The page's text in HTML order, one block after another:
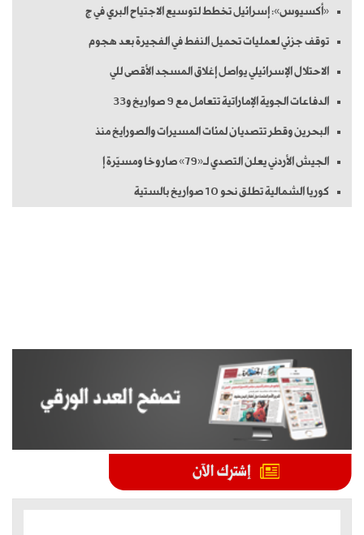
«أكسيوس»: إسرائيل تخطط لتوسيع الاجتياح البري في ج
توقف جزئي لعمليات تحميل النفط في الفجيرة بعد هجوم
الاحتلال الإسرائيلي يواصل إغلاق المسجد الأقصى للي
الدفاعات الجوية الإماراتية تتعامل مع 9 صواريخ و33
البحرين وقطر تتصديان لمئات المسيرات والصورايخ منذ
الجيش الأردني يعلن التصدي لـ«79» صاروخا ومسيّرة إ
كوريا الشمالية تطلق نحو 10 صواريخ بالستية